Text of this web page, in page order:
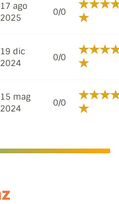
17 ago
2025
0/0
19 dic
2024
0/0
15 mag
2024
0/0